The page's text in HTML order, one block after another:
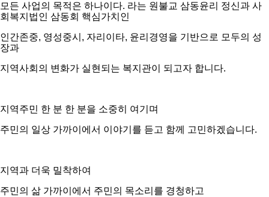
모든 사업의 목적은 하나이다. 라는 원불교 삼동윤리 정신과 사
회복지법인 삼동회 핵심가치인
인간존중, 영성중시, 자리이타, 윤리경영을 기반으로 모두의 성
장과
지역사회의 변화가 실현되는 복지관이 되고자 합니다.
지역주민 한 분 한 분을 소중히 여기며
주민의 일상 가까이에서 이야기를 듣고 함께 고민하겠습니다.
지역과 더욱 밀착하여
주민의 삶 가까이에서 주민의 목소리를 경청하고